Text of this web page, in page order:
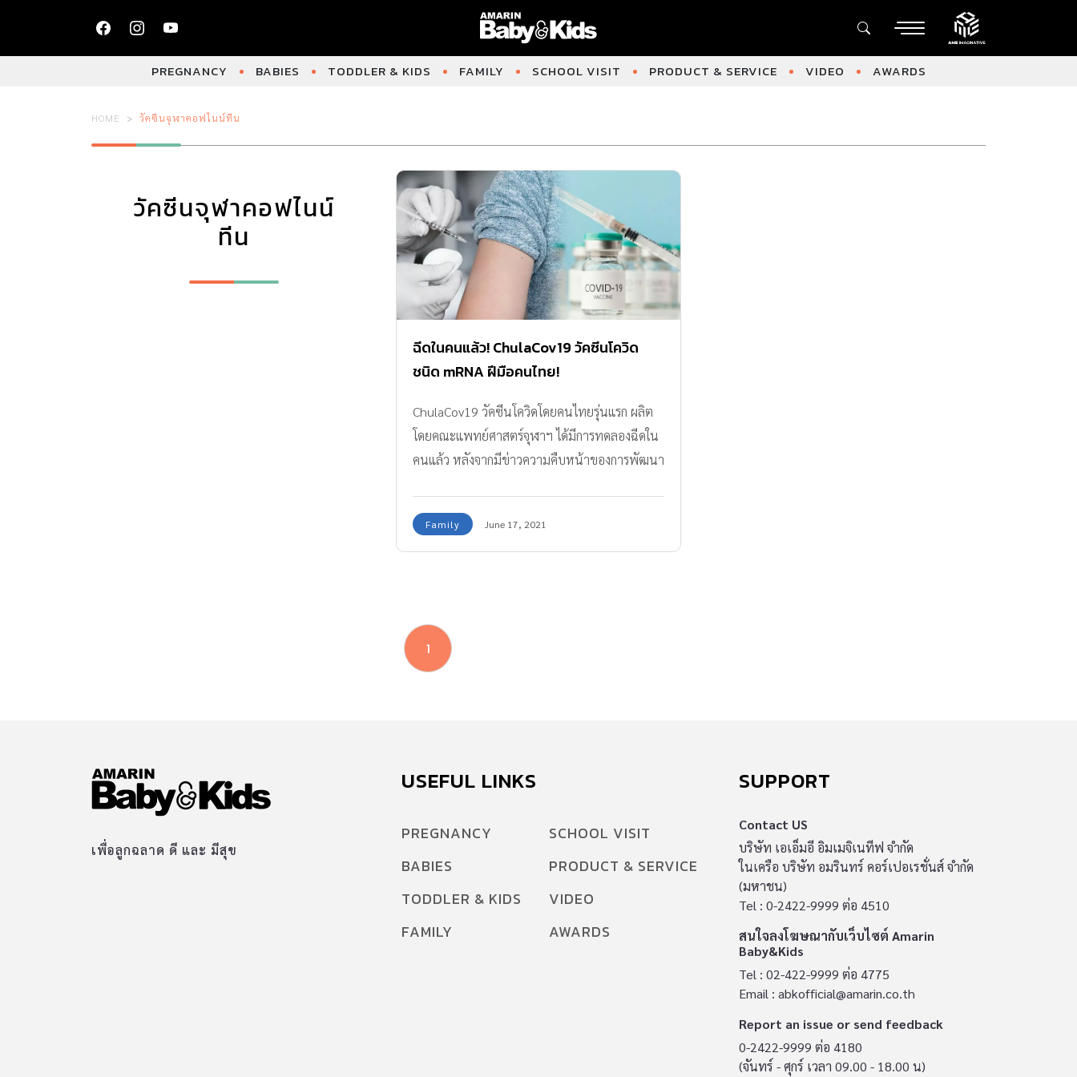
PREGNANCY BABIES TODDLER & KIDS FAMILY SCHOOL VISIT PRODUCT & SERVICE VIDEO AWARDS
HOME วัคซีนจุฬาคอฟไนน์ทีน
วัคซีนจุฬาคอฟไนน์
ทีน
ฉีดในคนแล้ว! ChulaCov19 วัคซีนโควิด
ชนิด mRNA ฝีมือคนไทย!
ChulaCov19 วัคซีนโควิดโดยคนไทยรุ่นแรก ผลิต
โดยคณะแพทย์ศาสตร์จุฬาฯ ได้มีการทดลองฉีดใน
คนแล้ว หลังจากมีข่าวความคืบหน้าของการพัฒนา
Family June 17, 2021
1
เพื่อลูกฉลาด ดี และ มีสุข
USEFUL LINKS
PREGNANCY
BABIES
TODDLER & KIDS
FAMILY
SCHOOL VISIT
PRODUCT & SERVICE
VIDEO
AWARDS
SUPPORT
Contact US
บริษัท เอเอ็มอี อิมเมจิเนทีฟ จำกัด
ในเครือ บริษัท อมรินทร์ คอร์เปอเรชั่นส์ จำกัด
(มหาชน)
Tel : 0-2422-9999 ต่อ 4510
สนใจลงโฆษณากับเว็บไซต์ Amarin
Baby&Kids
Tel : 02-422-9999 ต่อ 4775
Email : abkofficial@amarin.co.th
Report an issue or send feedback
0-2422-9999 ต่อ 4180
(จันทร์ - ศุกร์ เวลา 09.00 - 18.00 น)